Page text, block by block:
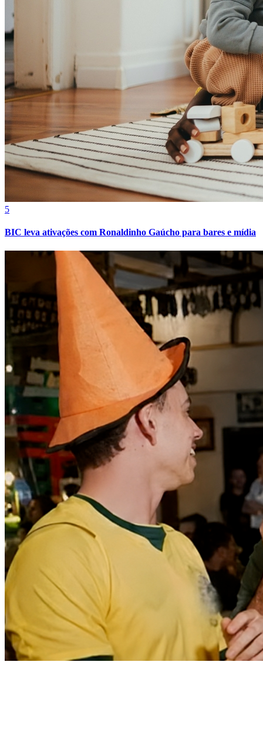
Athletico-PR
Bragantino
5
BIC leva ativações com Ronaldinho Gaúcho para bares e mídia